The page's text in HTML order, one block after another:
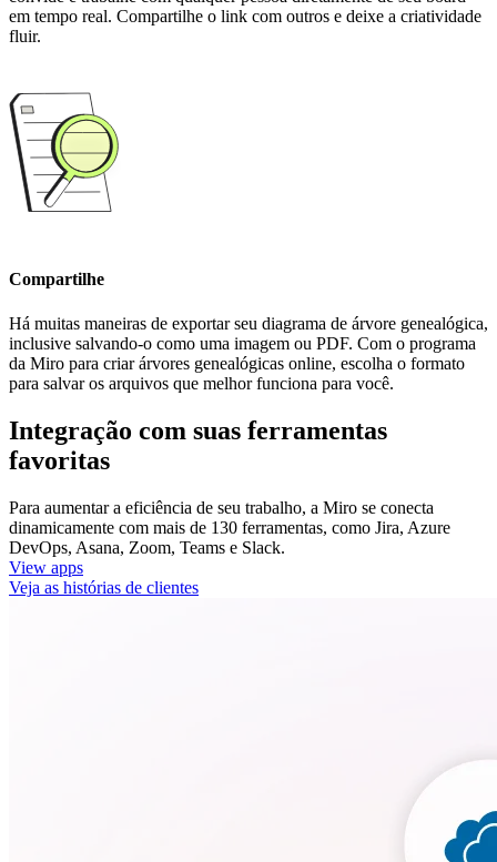
em tempo real. Compartilhe o link com outros e deixe a criatividade
fluir.
Compartilhe
Há muitas maneiras de exportar seu diagrama de árvore genealógica,
inclusive salvando-o como uma imagem ou PDF. Com o programa
da Miro para criar árvores genealógicas online, escolha o formato
para salvar os arquivos que melhor funciona para você.
Integração com suas ferramentas
favoritas
Para aumentar a eficiência de seu trabalho, a Miro se conecta
dinamicamente com mais de 130 ferramentas, como Jira, Azure
DevOps, Asana, Zoom, Teams e Slack.
View apps
Veja as histórias de clientes